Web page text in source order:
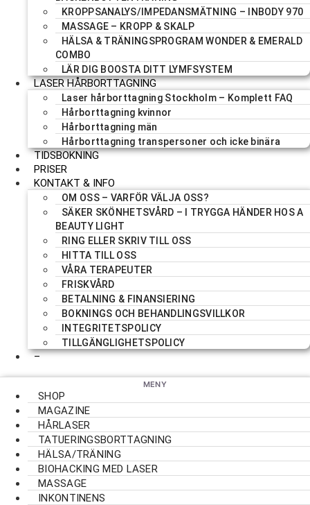
KROPPSANALYS/IMPEDANSMÄTNING – INBODY 970
MASSAGE – KROPP & SKALP
HÄLSA & TRÄNINGSPROGRAM WONDER & EMERALD
COMBO
LÄR DIG BOOSTA DITT LYMFSYSTEM
LASER HÅRBORTTAGNING
Laser hårborttagning Stockholm – Komplett FAQ
Hårborttagning kvinnor
Hårborttagning män
Hårborttagning transpersoner och icke binära
TIDSBOKNING
PRISER
KONTAKT & INFO
OM OSS – VARFÖR VÄLJA OSS?
SÄKER SKÖNHETSVÅRD – I TRYGGA HÄNDER HOS A
BEAUTY LIGHT
RING ELLER SKRIV TILL OSS
HITTA TILL OSS
VÅRA TERAPEUTER
FRISKVÅRD
BETALNING & FINANSIERING
BOKNINGS OCH BEHANDLINGSVILLKOR
INTEGRITETSPOLICY
TILLGÄNGLIGHETSPOLICY
–
SHOP
MAGAZINE
HÅRLASER
TATUERINGSBORTTAGNING
HÄLSA/TRÄNING
BIOHACKING MED LASER
MASSAGE
INKONTINENS